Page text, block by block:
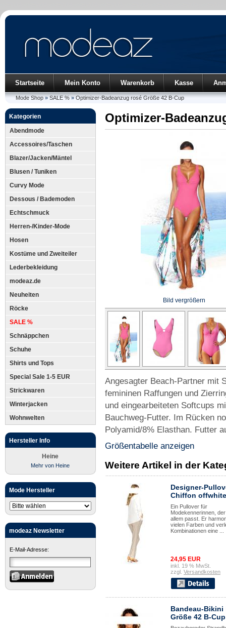
Startseite Mein Konto Warenkorb Kasse
Mode Shop»SALE %»Optimizer-Badeanzug rosé Größe 42 B-Cup
Kategorien
Abendmode
Accessoires/Taschen
Blazer/Jacken/Mäntel
Blusen / Tuniken
Curvy Mode
Dessous / Bademoden
Echtschmuck
Herren-/Kinder-Mode
Hosen
Kostüme und Zweiteiler
Lederbekleidung
modeaz.de
Neuheiten
Röcke
SALE %
Schnäppchen
Schuhe
Shirts und Tops
Special Sale 1-5 EUR
Strickwaren
Winterjacken
Wohnwelten
Hersteller Info
Heine
Mehr von Heine
Mode Hersteller
modeaz Newsletter
E-Mail-Adresse:
Optimizer-
Bild vergrößern
Angesagter Beach-Partner mit
femininen Raffungen und
und eingearbeiteten Softcups
Bauchweg-Futter. Im Rücken
Polyamid/8% Elasthan. Futter
Größentabelle anzeigen
Weitere Artikel in der
Designer-
Chiffon
Ein Pullover für
Modekennerinnen,
allem passt. Er
vielen Farben und
Kombinationen eine ...
24,95 EUR
inkl. 19 % MwSt.
zzgl. Versandkosten
Bandeau-Bikini
Größe 42 B-Cup